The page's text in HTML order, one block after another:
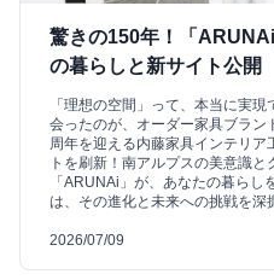
驚きの150年！「
の暮らしと新サイト公開
「理想の空間」って、本当に実
会ったのが、オーダー家具ブラ
周年を迎える内藤家具インテリア
トを刷新！南アルプスの美意識
「ARUNAi」が、あなたの暮ら
は、その進化と未来への挑戦を深
2026/07/09